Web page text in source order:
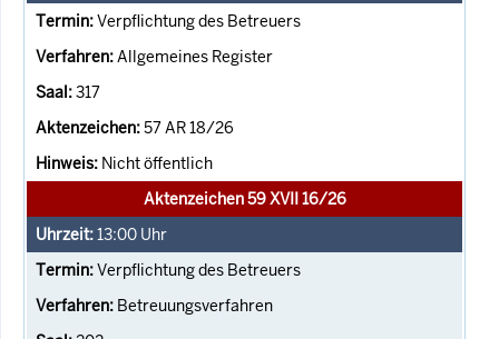
Verpflichtung des Betreuers
Allgemeines Register
317
57 AR 18/26
Nicht öffentlich
Aktenzeichen 59 XVII 16/26
13:00 Uhr
Verpflichtung des Betreuers
Betreuungsverfahren